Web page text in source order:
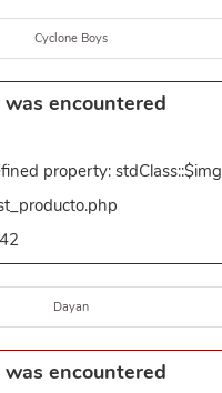
Cyclone Boys
encountered
property: stdClass::$img
Dayan
encountered